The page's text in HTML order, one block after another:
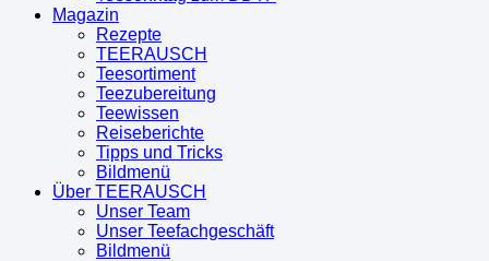
Magazin
Rezepte
TEERAUSCH
Teesortiment
Teezubereitung
Teewissen
Reiseberichte
Tipps und Tricks
Bildmenü
Über TEERAUSCH
Unser Team
Unser Teefachgeschäft
Bildmenü